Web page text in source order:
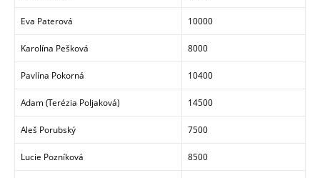
Eva Paterová 10000
Karolína Pešková 8000
Pavlína Pokorná 10400
Adam (Terézia Poljaková) 14500
Aleš Porubský 7500
Lucie Pozníková 8500